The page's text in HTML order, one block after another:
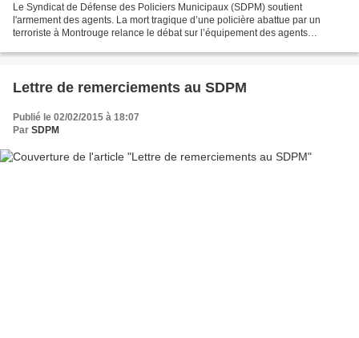
Le Syndicat de Défense des Policiers Municipaux (SDPM) soutient
l'armement des agents. La mort tragique d’une policière abattue par un
terroriste à Montrouge relance le débat sur l’équipement des agents
Lettre de remerciements au SDPM
Publié le 02/02/2015 à 18:07
Par SDPM